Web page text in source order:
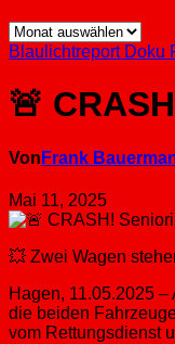
Archiv
Blaulichtreport Doku
🚨
Von Frank
Mai 11, 2025
💥 Zwei Wagen
Hagen, 11.05.2025
die beiden
vom Rettungsdienst